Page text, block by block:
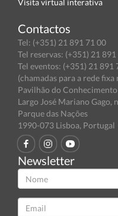
Contactos
Tel: (+351) 21 891 71 00
Tel reservas: (+351) 21
Tel eventos: (+351) 21 891
(chamadas para a rede fixa
Pavilhão do
Largo José Mariano Gago,
Parque das Nações
1990-073 Lisboa, Portugal
Newsletter